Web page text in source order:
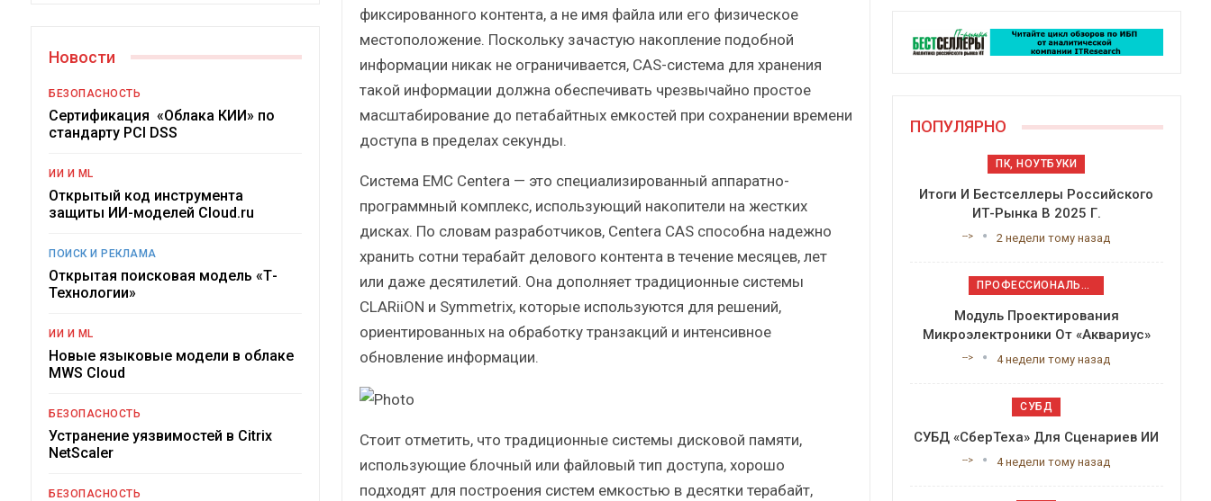
фиксированного контента, а не имя файла или его физическое
местоположение. Поскольку зачастую накопление подобной
информации никак не ограничивается, CAS-система для хранения
такой информации должна обеспечивать чрезвычайно простое
масштабирование до петабайтных емкостей при сохранении времени
доступа в пределах секунды.
Система EMC Centera — это специализированный аппаратно-
программный комплекс, использующий накопители на жестких
дисках. По словам разработчиков, Centera CAS способна надежно
хранить сотни терабайт делового контента в течение месяцев, лет
или даже десятилетий. Она дополняет традиционные системы
CLARiiON и Symmetrix, которые используются для решений,
ориентированных на обработку транзакций и интенсивное
обновление информации.
Стоит отметить, что традиционные системы дисковой памяти,
использующие блочный или файловый тип доступа, хорошо
подходят для построения систем емкостью в десятки терабайт,
Новости
БЕЗОПАСНОСТЬ
Сертификация «Облака КИИ» по
стандарту PCI DSS
ИИ И ML
Открытый код инструмента
защиты ИИ-моделей Cloud.ru
ПОИСК И РЕКЛАМА
Открытая поисковая модель «Т-
Технологии»
ИИ И ML
Новые языковые модели в облаке
MWS Cloud
БЕЗОПАСНОСТЬ
Устранение уязвимостей в Citrix
NetScaler
БЕЗОПАСНОСТЬ
ПОПУЛЯРНО
ПК, НОУТБУКИ
Итоги И Бестселлеры Российского
ИТ-Рынка В 2025 Г.
--> 2 недели тому назад
ПРОФЕССИОНАЛЬНОЕ ПРИКЛАДНОЕ ПО
Модуль Проектирования
Микроэлектроники От «Аквариус»
--> 4 недели тому назад
СУБД
СУБД «СберТеха» Для Сценариев ИИ
--> 4 недели тому назад